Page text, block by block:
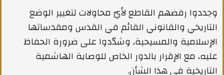
وجددوا رفضهم القاطع لأيّ محاولات لتغيير الوضع
التاريخي والقانوني القائم في القدس ومقدساتها
الإسلامية والمسيحية، وشدّدوا على ضرورة الحفاظ
عليه، مع الإقرار بالدور الخاص للوصاية الهاشمية
التاريخية في هذا الشأن.